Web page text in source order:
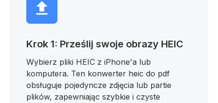
Krok 1: Prześlij swoje obrazy HEIC
Wybierz pliki HEIC z iPhone'a lub
komputera. Ten konwerter heic do pdf
obsługuje pojedyncze zdjęcia lub partie
plików, zapewniając szybkie i czyste